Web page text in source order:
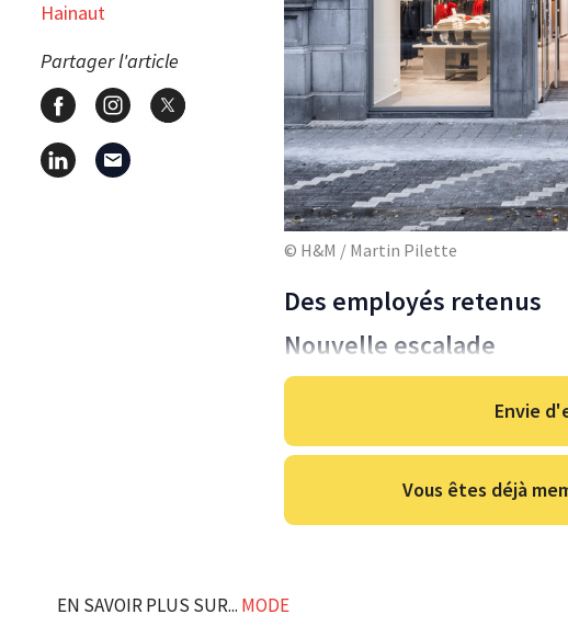
Hainaut
Partager l'article
© H&M / Martin Pilette
Des employés retenus
Nouvelle escalade
Envie
Vous êtes déjà
EN SAVOIR PLUS SUR... MODE